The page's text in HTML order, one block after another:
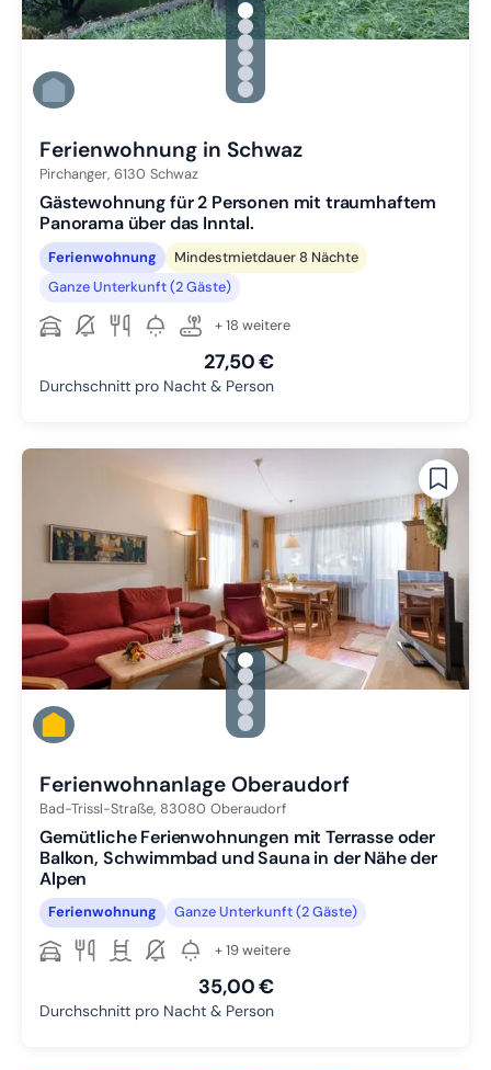
gallery.slide_selector
Zu Slide 1 wechseln
Zu Slide 2 wechseln
Zu Slide 3 wechseln
Zu Slide 4 wechseln
Zu Slide 5 wechseln
Zu Slide 6 wechseln
Ferienwohnung in Schwaz
Pirchanger, 6130 Schwaz
Gästewohnung für 2 Personen mit traumhaftem
Panorama über das Inntal.
Ferienwohnung
Mindestmietdauer 8 Nächte
Ganze Unterkunft (2 Gäste)
+ 18 weitere
27,50 €
Durchschnitt pro Nacht & Person
gallery.slide_selector
Zu Slide 1 wechseln
Zu Slide 2 wechseln
Zu Slide 3 wechseln
Zu Slide 4 wechseln
Zu Slide 5 wechseln
Ferienwohnanlage Oberaudorf
Bad-Trissl-Straße, 83080 Oberaudorf
Gemütliche Ferienwohnungen mit Terrasse oder
Balkon, Schwimmbad und Sauna in der Nähe der
Alpen
Ferienwohnung Ganze Unterkunft (2 Gäste)
+ 19 weitere
35,00 €
Durchschnitt pro Nacht & Person